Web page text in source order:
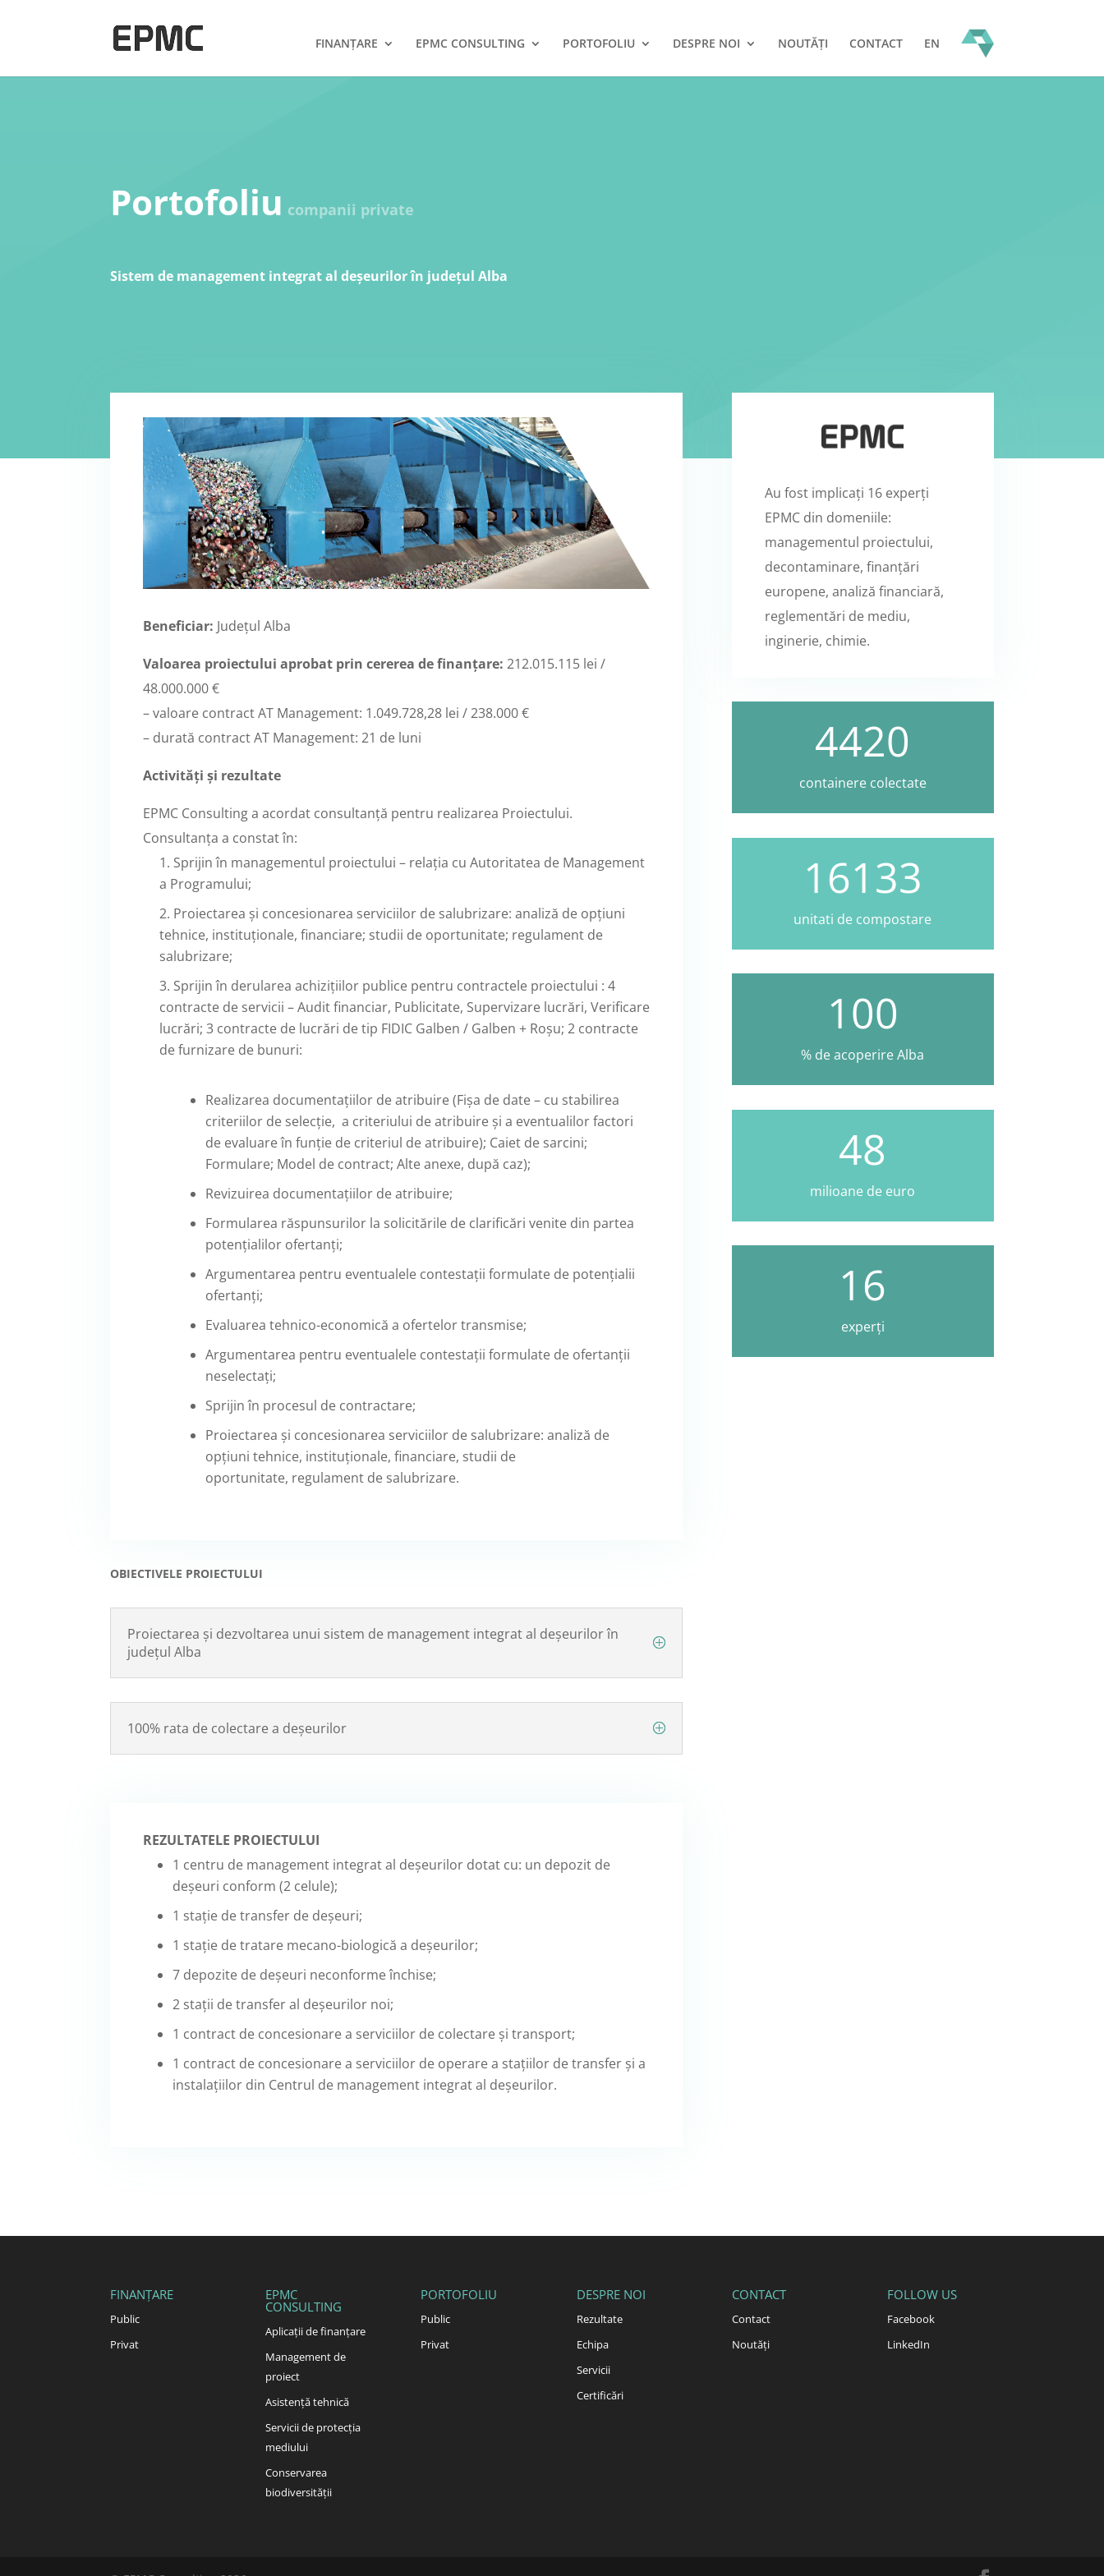
FINANȚARE EPMC CONSULTING PORTOFOLIU DESPRE NOI NOUTĂȚI CONTACT EN
Portofoliu companii private
Sistem de management integrat al deșeurilor în județul Alba
Beneficiar: Județul Alba
Valoarea proiectului aprobat prin cererea de finanțare: 212.015.115 lei /
48.000.000 €
– valoare contract AT Management: 1.049.728,28 lei / 238.000 €
– durată contract AT Management: 21 de luni
Activități și rezultate
EPMC Consulting a acordat consultanță pentru realizarea Proiectului.
Consultanța a constat în:
Sprijin în managementul proiectului – relația cu Autoritatea de Management
a Programului;
Proiectarea și concesionarea serviciilor de salubrizare: analiză de opțiuni
tehnice, instituționale, financiare; studii de oportunitate; regulament de
salubrizare;
Sprijin în derularea achizițiilor publice pentru contractele proiectului : 4
contracte de servicii – Audit financiar, Publicitate, Supervizare lucrări, Verificare
lucrări; 3 contracte de lucrări de tip FIDIC Galben / Galben + Roșu; 2 contracte
de furnizare de bunuri:
Realizarea documentațiilor de atribuire (Fișa de date – cu stabilirea
criteriilor de selecție, a criteriului de atribuire și a eventualilor factori
de evaluare în funție de criteriul de atribuire); Caiet de sarcini;
Formulare; Model de contract; Alte anexe, după caz);
Revizuirea documentațiilor de atribuire;
Formularea răspunsurilor la solicitările de clarificări venite din partea
potențialilor ofertanți;
Argumentarea pentru eventualele contestații formulate de potențialii
ofertanți;
Evaluarea tehnico-economică a ofertelor transmise;
Argumentarea pentru eventualele contestații formulate de ofertanții
neselectați;
Sprijin în procesul de contractare;
Proiectarea și concesionarea serviciilor de salubrizare: analiză de
opțiuni tehnice, instituționale, financiare, studii de
oportunitate, regulament de salubrizare.
OBIECTIVELE PROIECTULUI
Proiectarea și dezvoltarea unui sistem de management integrat al deșeurilor în
județul Alba
100% rata de colectare a deșeurilor
REZULTATELE PROIECTULUI
1 centru de management integrat al deșeurilor dotat cu: un depozit de
deșeuri conform (2 celule);
1 stație de transfer de deșeuri;
1 stație de tratare mecano-biologică a deșeurilor;
7 depozite de deșeuri neconforme închise;
2 stații de transfer al deșeurilor noi;
1 contract de concesionare a serviciilor de colectare și transport;
1 contract de concesionare a serviciilor de operare a stațiilor de transfer și a
instalațiilor din Centrul de management integrat al deșeurilor.
Au fost implicați 16 experți
EPMC din domeniile:
managementul proiectului,
decontaminare, finanțări
europene, analiză financiară,
reglementări de mediu,
inginerie, chimie.
4420
containere colectate
16133
unitati de compostare
100
% de acoperire Alba
48
milioane de euro
16
experți
FINANȚARE
Public
Privat
EPMC
CONSULTING
Aplicații de finanțare
Management de
proiect
Asistență tehnică
Servicii de protecția
mediului
Conservarea
biodiversității
PORTOFOLIU
Public
Privat
DESPRE NOI
Rezultate
Echipa
Servicii
Certificări
CONTACT
Contact
Noutăți
FOLLOW US
Facebook
LinkedIn